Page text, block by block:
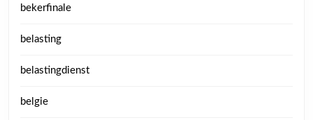
bekerfinale
belasting
belastingdienst
belgie